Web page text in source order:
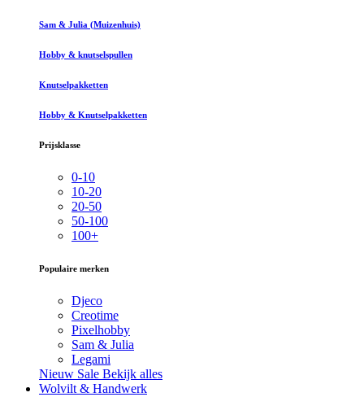
Sam & Julia (Muizenhuis)
Hobby & knutselspullen
Knutselpakketten
Hobby & Knutselpakketten
Prijsklasse
0-10
10-20
20-50
50-100
100+
Populaire merken
Djeco
Creotime
Pixelhobby
Sam & Julia
Legami
Nieuw Sale Bekijk alles
Wolvilt & Handwerk